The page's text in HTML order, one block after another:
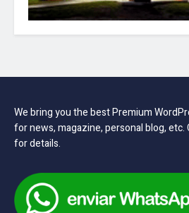
We bring you the best Premium
for news, magazine, personal blog, etc.
for details.